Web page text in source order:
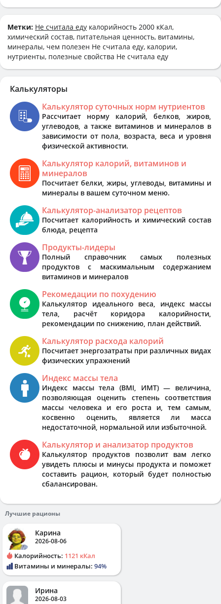
Метки: Не считала еду калорийность 2000 кКал,
химический состав, питательная ценность, витамины,
минералы, чем полезен Не считала еду, калории,
нутриенты, полезные свойства Не считала еду
Калькуляторы
Калькулятор суточных норм нутриентов
Рассчитает норму калорий, белков, жиров,
углеводов, а также витаминов и минералов в
зависимости от пола, возраста, веса и уровня
физической активности.
Калькулятор калорий, витаминов и
минералов
Посчитает белки, жиры, углеводы, витамины и
минералы в вашем суточном меню.
Калькулятор-анализатор рецептов
Посчитает калорийность и химический состав
блюда, рецепта
Продукты-лидеры
Полный справочник самых полезных
продуктов с маскимальным содержанием
витаминов и минералов
Рекомедации по похудению
Калькулятор идеального веса, индекс массы
тела, расчёт коридора калорийности,
рекомендации по снижению, план действий.
Калькулятор расхода калорий
Посчитает энергозатраты при различных видах
физических упражнений
Индекс массы тела
Индекс массы тела (BMI, ИМТ) — величина,
позволяющая оценить степень соответствия
массы человека и его роста и, тем самым,
косвенно оценить, является ли масса
недостаточной, нормальной или избыточной.
Калькулятор и анализатор продуктов
Калькулятор продуктов позволит вам легко
увидеть плюсы и минусы продукта и поможет
составить рацион, который будет полностью
сбалансирован.
Лучшие рационы
Карина
2026-08-06
Калорийность: 1121 кКал
Витамины и минералы: 94%
Ирина
2026-08-03